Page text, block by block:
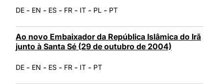
DE - EN - ES - FR - IT - PL - PT
Ao novo Embaixador da República Islâmica do Irã
junto à Santa Sé (29 de outubro de 2004)
DE - EN - ES - FR - IT - PT